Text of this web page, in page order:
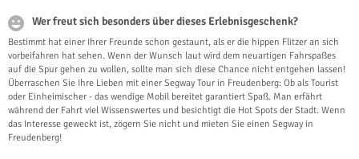
Wer freut sich besonders über dieses Erlebnisgeschenk?
Bestimmt hat einer Ihrer Freunde schon gestaunt, als er die hippen Flitzer an sich
vorbeifahren hat sehen. Wenn der Wunsch laut wird dem neuartigen Fahrspaßes
auf die Spur gehen zu wollen, sollte man sich diese Chance nicht entgehen lassen!
Überraschen Sie Ihre Lieben mit einer Segway Tour in Freudenberg: Ob als Tourist
oder Einheimischer - das wendige Mobil bereitet garantiert Spaß. Man erfährt
während der Fahrt viel Wissenswertes und besichtigt die Hot Spots der Stadt. Wenn
das Interesse geweckt ist, zögern Sie nicht und mieten Sie einen Segway in
Freudenberg!